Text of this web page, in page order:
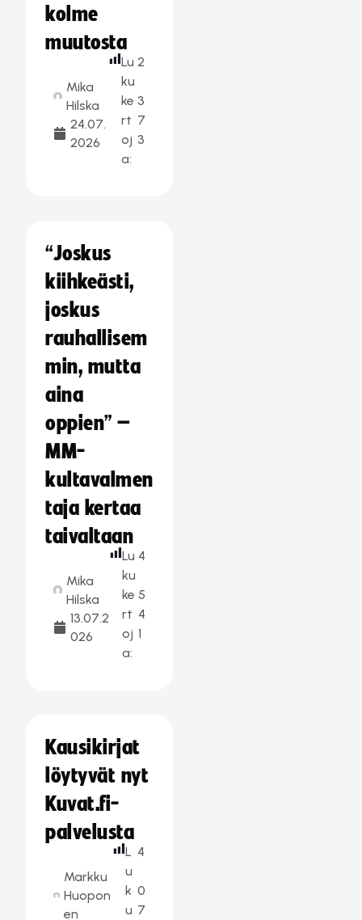
kolme
muutosta
Mika
Hilska
24.07.
2026
Lu
ku
ke
rt
oj
a:
2
3
7
3
“Joskus
kiihkeästi,
joskus
rauhallisem
min, mutta
aina
oppien” –
MM-
kultavalmen
taja kertaa
taivaltaan
Mika
Hilska
13.07.2
026
Lu
ku
ke
rt
oj
a:
4
5
4
1
Kausikirjat
löytyvät nyt
Kuvat.fi-
palvelusta
Markku
Huopon
en
L
u
k
u
4
0
7